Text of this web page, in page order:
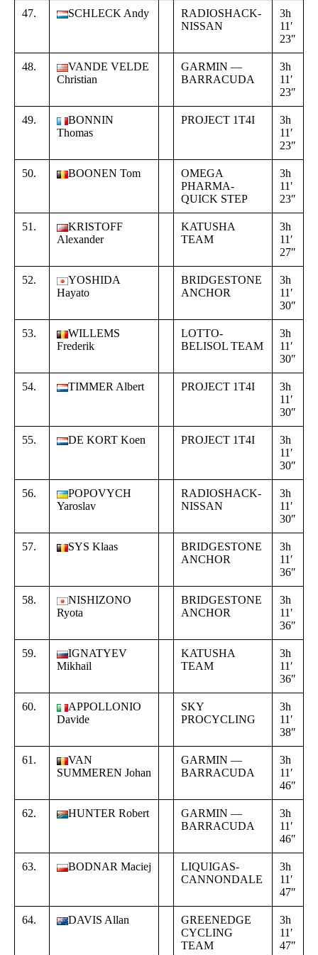
47. SCHLECK Andy
RADIOSHACK-
NISSAN
3h
11′
23″
48.
VANDE VELDE
Christian
GARMIN —
BARRACUDA
3h
11′
23″
49.
BONNIN
Thomas
PROJECT 1T4I
3h
11′
23″
50. BOONEN Tom
OMEGA
PHARMA-
QUICK STEP
3h
11′
23″
51.
KRISTOFF
Alexander
KATUSHA
TEAM
3h
11′
27″
52.
YOSHIDA
Hayato
BRIDGESTONE
ANCHOR
3h
11′
30″
53.
WILLEMS
Frederik
LOTTO-
BELISOL TEAM
3h
11′
30″
54. TIMMER Albert PROJECT 1T4I
3h
11′
30″
55. DE KORT Koen PROJECT 1T4I
3h
11′
30″
56.
POPOVYCH
Yaroslav
RADIOSHACK-
NISSAN
3h
11′
30″
57. SYS Klaas
BRIDGESTONE
ANCHOR
3h
11′
36″
58.
NISHIZONO
Ryota
BRIDGESTONE
ANCHOR
3h
11′
36″
59.
IGNATYEV
Mikhail
KATUSHA
TEAM
3h
11′
36″
60.
APPOLLONIO
Davide
SKY
PROCYCLING
3h
11′
38″
61.
VAN
SUMMEREN Johan
GARMIN —
BARRACUDA
3h
11′
46″
62. HUNTER Robert
GARMIN —
BARRACUDA
3h
11′
46″
63. BODNAR Maciej
LIQUIGAS-
CANNONDALE
3h
11′
47″
64. DAVIS Allan
GREENEDGE
CYCLING
TEAM
3h
11′
47″